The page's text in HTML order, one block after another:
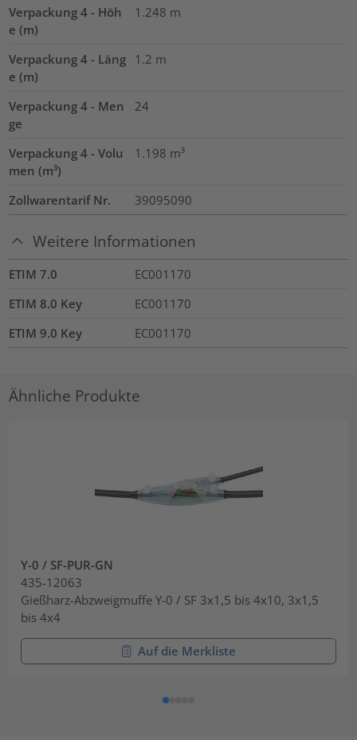
Verpackung 4 - Höh
e (m)
1.248 m
Verpackung 4 - Läng
e (m)
1.2 m
Verpackung 4 - Men
ge
24
Verpackung 4 - Volu
men (m³)
1.198 m³
Zollwarentarif Nr. 39095090
Weitere Informationen
ETIM 7.0
EC001170
ETIM 8.0 Key
EC001170
ETIM 9.0 Key
EC001170
Ähnliche Produkte
Y-0 / SF-PUR-GN
435-12063
Gießharz-Abzweigmuffe Y-0 / SF 3x1,5 bis 4x10, 3x1,5
bis 4x4
Auf die Merkliste